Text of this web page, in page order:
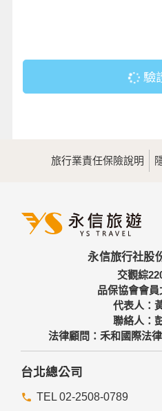
驗
旅行業責任保險說明
永信旅行社股
交觀綜
品保協會會員
代表人：
聯絡人：
法律顧問：禾和國際法
台北總公司
TEL 02-2508-0789